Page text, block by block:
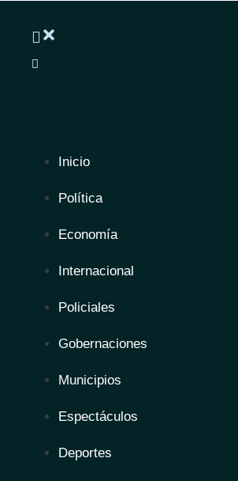
Inicio
Política
Economía
Internacional
Policiales
Gobernaciones
Municipios
Espectáculos
Deportes